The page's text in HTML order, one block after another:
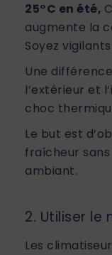
25°C en été,
augmente la
Soyez vigilants
Une
l’extérieur et
choc
Le but est
fraîcheur
ambiant.
2. Utiliser le
Les